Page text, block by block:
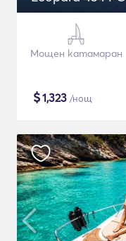
Мощен катамаран
$1,323 /нощ